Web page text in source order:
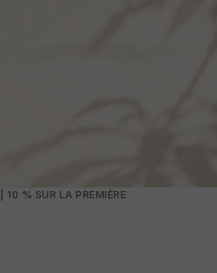
% SUR LA PREMIÈRE